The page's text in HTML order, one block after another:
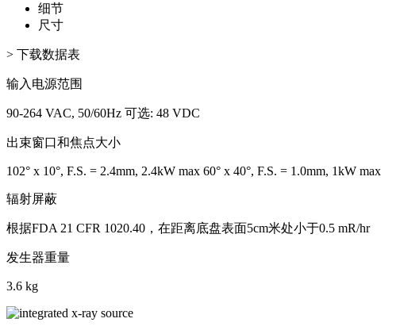
细节
尺寸
> 下载数据表
输入电源范围
90-264 VAC, 50/60Hz 可选: 48 VDC
出束窗口和焦点大小
102° x 10°, F.S. = 2.4mm, 2.4kW max 60° x 40°, F.S. = 1.0mm, 1kW max
辐射屏蔽
根据FDA 21 CFR 1020.40，在距离底盘表面5cm米处小于0.5 mR/hr
发生器重量
3.6 kg